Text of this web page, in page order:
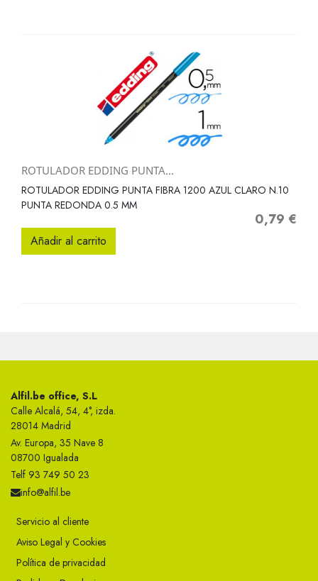
ROTULADOR EDDING PUNTA...
ROTULADOR EDDING PUNTA FIBRA 1200 AZUL CLARO N.10
PUNTA REDONDA 0.5 MM
Precio
0,79 €
Añadir al carrito
Alfil.be office, S.L
Calle Alcalá, 54, 4°, izda.
28014 Madrid
Av. Europa, 35 Nave 8
08700 Igualada
Telf 93 749 50 23
info@alfil.be
Servicio al cliente
Aviso Legal y Cookies
Política de privacidad